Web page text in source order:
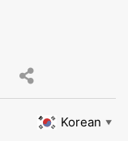
Korean ▼